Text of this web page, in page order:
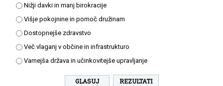
Nižji davki in manj birokracije
Višje pokojnine in pomoč družinam
Dostopnejše zdravstvo
Več vlaganj v občine in infrastrukturo
Varnejša država in učinkovitejše upravljanje
REZULTATI